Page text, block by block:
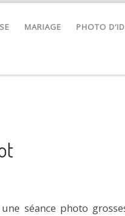
MARIAGE PHOTO
séance photo